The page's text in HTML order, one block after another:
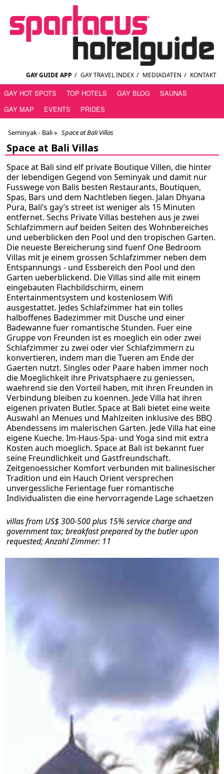
GAY GUIDE APP / GAY TRAVEL INDEX / MEDIADATEN / KONTAKT
GAY HOT SPOTS TOP HOTELS GAY BLOG
SAUNAS
GAY MAP
EVENTS PRIDES
Seminyak - Bali» Space at Bali Villas
Space at Bali Villas
Space at Bali sind elf private Boutique Villen, die hinter
der lebendigen Gegend von Seminyak und damit nur
Fusswege von Balis besten Restaurants, Boutiquen,
Spas, Bars und dem Nachtleben liegen. Jalan Dhyana
Pura, Bali’s gay’s street ist weniger als 15 Minuten
entfernet. Sechs Private Villas bestehen aus je zwei
Schlafzimmern auf beiden Seiten des Wohnbereiches
und ueberblicken den Pool und den tropischen Garten.
Die neueste Bereicherung sind fuenf One Bedroom
Villas mit je einem grossen Schlafzimmer neben dem
Entspannungs - und Essbereich den Pool und den
Garten ueberblickend. Die Villas sind alle mit einem
eingebauten Flachbildschirm, einem
Entertainmentsystem und kostenlosem Wifi
ausgestattet. Jedes Schlafzimmer hat ein tolles
halboffenes Badezimmer mit Dusche und einer
Badewanne fuer romantische Stunden. Fuer eine
Gruppe von Freunden ist es moeglich ein oder zwei
Schlafzimmer zu zwei oder vier Schlafzimmern zu
konvertieren, indem man die Tueren am Ende der
Gaerten nutzt. Singles oder Paare haben immer noch
die Moeglichkeit ihre Privatsphaere zu geniessen,
waehrend sie den Vorteil haben, mit ihren Freunden in
Verbindung bleiben zu koennen. Jede Villa hat ihren
eigenen privaten Butler. Space at Bali bietet eine weite
Auswahl an Menues und Mahlzeiten inklusive des BBQ
Abendessens im malerischen Garten. Jede Villa hat eine
eigene Kueche. Im-Haus-Spa- und Yoga sind mit extra
Kosten auch moeglich. Space at Bali ist bekannt fuer
seine Freundlichkeit und Gastfreundschaft.
Zeitgenoessicher Komfort verbunden mit balinesischer
Tradition und ein Hauch Orient versprechen
unvergessliche Ferientage fuer romantische
Individualisten die eine hervorragende Lage schaetzen
villas from US$ 300-500 plus 15% service charge and
government tax; breakfast prepared by the butler upon
requested; Anzahl Zimmer: 11